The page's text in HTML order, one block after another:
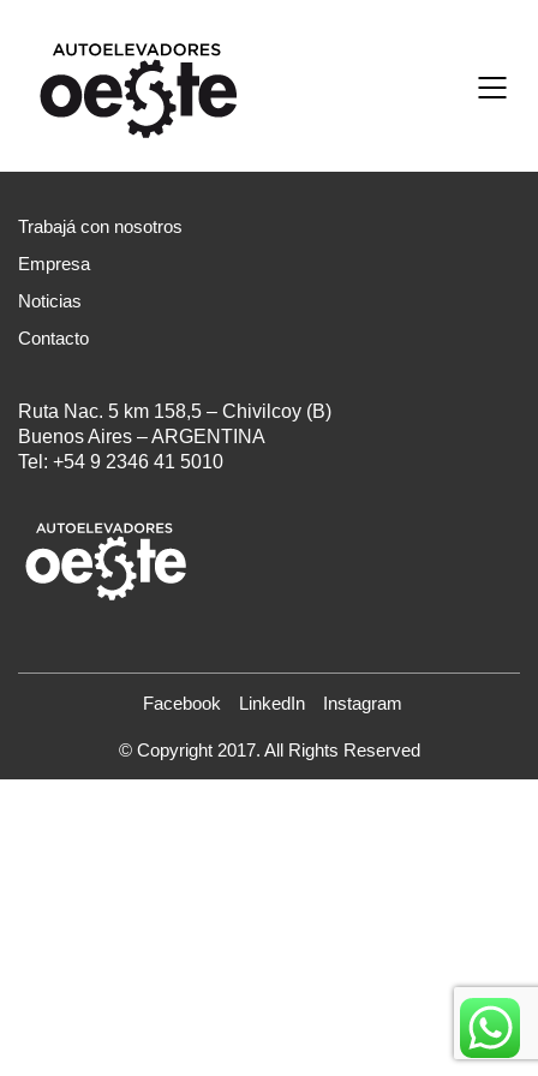
Trabajá con nosotros
Empresa
Noticias
Contacto
Ruta Nac. 5 km 158,5 – Chivilcoy (B)
Buenos Aires – ARGENTINA
Tel: +54 9 2346 41 5010
Facebook LinkedIn Instagram
© Copyright 2017. All Rights Reserved